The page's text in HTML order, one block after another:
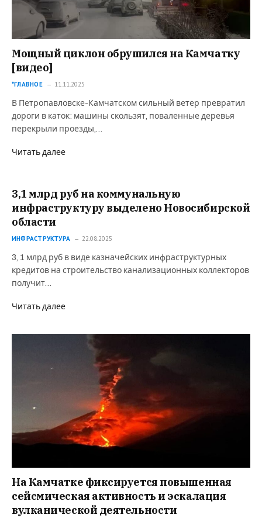
Мощный циклон обрушился на Камчатку
[видео]
*ГЛАВНОЕ 11.11.2025
В Петропавловске-Камчатском сильный ветер превратил
дороги в каток: машины скользят, поваленные деревья
перекрыли проезды,…
Читать далее
3,1 млрд руб на коммунальную
инфраструктуру выделено Новосибирской
области
ИНФРАСТРУКТУРА 22.08.2025
3, 1 млрд руб в виде казначейских инфраструктурных
кредитов на строительство канализационных коллекторов
получит…
Читать далее
На Камчатке фиксируется повышенная
сейсмическая активность и эскалация
вулканической деятельности